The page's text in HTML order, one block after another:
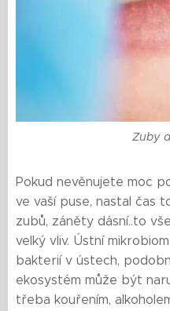
Zuby
Pokud nevěnujete moc
ve vaší puse, nastal čas
zubů, záněty dásní..to
velký vliv. Ústní
bakterií v ústech,
ekosystém může být
třeba kouřením,